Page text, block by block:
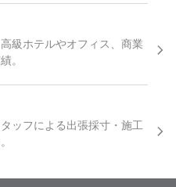
級ホテルやオフィス、商業
。
ッフによる出張採寸・施工